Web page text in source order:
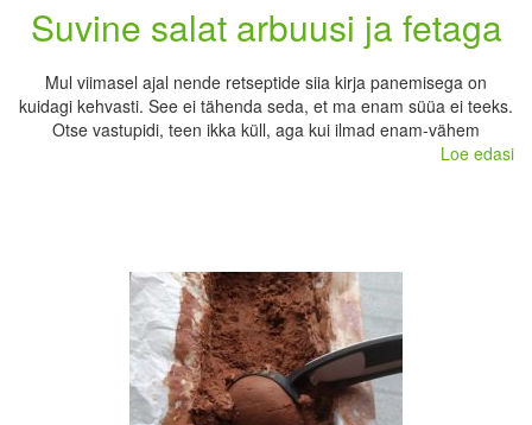
Suvine salat arbuusi ja fetaga
Mul viimasel ajal nende retseptide siia kirja panemisega on
kuidagi kehvasti. See ei tähenda seda, et ma enam süüa ei teeks.
Otse vastupidi, teen ikka küll, aga kui ilmad enam-vähem
Loe edasi